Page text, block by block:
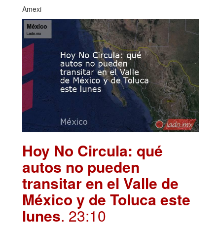
Amexi
Hoy No Circula: qué
autos no pueden
transitar en el Valle de
México y de Toluca este
lunes. 23:10